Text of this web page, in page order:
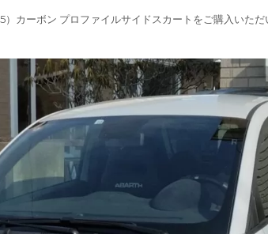
カーボン プロファイルサイドスカートをご購入いただ